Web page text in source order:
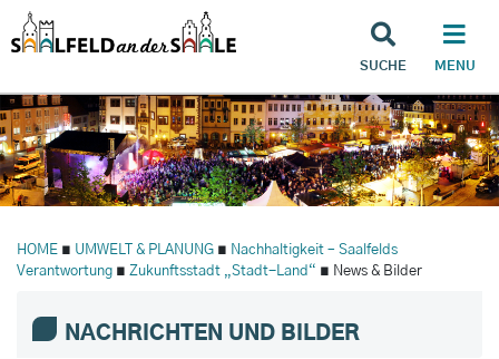
SUCHE MENU
HOME ∎ UMWELT & PLANUNG ∎ Nachhaltigkeit – Saalfelds
Verantwortung ∎ Zukunftsstadt „Stadt-Land“ ∎ News & Bilder
NACHRICHTEN UND BILDER